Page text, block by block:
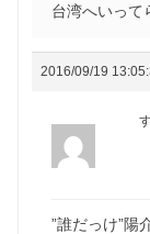
台湾へいって
2016/09/19
”誰だっけ”陽